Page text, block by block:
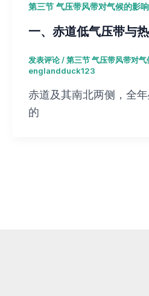
第三节 气压带风带对气候的影响
一、赤道低气压带与
发表评论/第三节 气压带风带对气
englandduck123
赤道及其南北两侧，全
的